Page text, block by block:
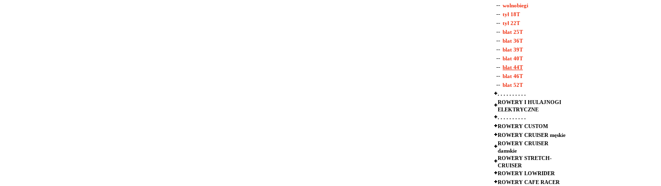
-- wolnobiegi
-- tył 18T
-- tył 22T
-- blat 25T
-- blat 36T
-- blat 39T
-- blat 40T
-- blat 44T
-- blat 46T
-- blat 52T
. . . . . . . . . .
ROWERY I HULAJNOGI
ELEKTRYCZNE
. . . . . . . . . .
ROWERY CUSTOM
ROWERY CRUISER męskie
ROWERY CRUISER
damskie
ROWERY STRETCH-
CRUISER
ROWERY LOWRIDER
ROWERY CAFE RACER